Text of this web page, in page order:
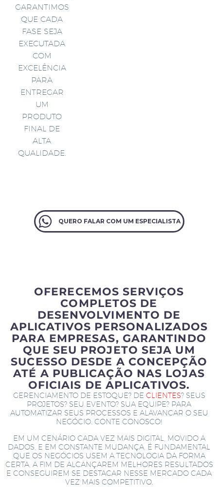
GARANTIMOS
QUE CADA
FASE SEJA
EXECUTADA
COM
EXCELÊNCIA
PARA
ENTREGAR
UM
PRODUTO
FINAL DE
ALTA
QUALIDADE.
QUERO FALAR COM UM ESPECIALISTA
OFERECEMOS SERVIÇOS
COMPLETOS DE
DESENVOLVIMENTO DE
APLICATIVOS PERSONALIZADOS
PARA EMPRESAS, GARANTINDO
QUE SEU PROJETO SEJA UM
SUCESSO DESDE A CONCEPÇÃO
ATÉ A PUBLICAÇÃO NAS LOJAS
OFICIAIS DE APLICATIVOS.
GERENCIAMENTO DE ESTOQUE? DE CLIENTES? SEUS
PROJETOS? SEU EVENTO? SUA EQUIPE? PARA
AUTOMATIZAR SEUS PROCESSOS E ALAVANCAR O SEU
NEGÓCIO. CONTE CONOSCO!
EM UM CENÁRIO CADA VEZ MAIS DIGITAL, MOVIDO A
DADOS, E EM CONSTANTE MUDANÇA, É FUNDAMENTAL
QUE OS NEGÓCIOS USEM A TECNOLOGIA DA FORMA
CERTA, A FIM DE ALCANÇAREM MELHORES RESULTADOS
E CONSEGUIREM SE DESTACAR NESSE MERCADO CADA
VEZ MAIS COMPETITIVO.